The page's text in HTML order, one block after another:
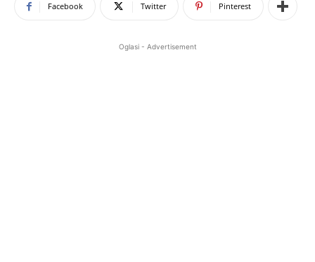
Facebook Twitter Pinterest
Oglasi - Advertisement